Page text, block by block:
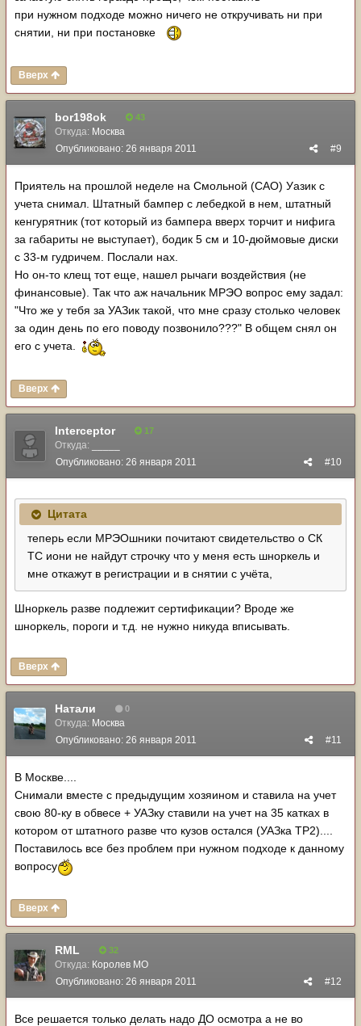
при нужном подходе можно ничего не откручивать ни при
снятии, ни при постановке
Вверх
bor198ok 43
Откуда: Москва
#9
Опубликовано: 26 января 2011
Приятель на прошлой неделе на Смольной (САО) Уазик с
учета снимал. Штатный бампер с лебедкой в нем, штатный
кенгурятник (тот который из бампера вверх торчит и нифига
за габариты не выступает), бодик 5 см и 10-дюймовые диски
с 33-м гудричем. Послали нах.
Но он-то клещ тот еще, нашел рычаги воздействия (не
финансовые). Так что аж начальник МРЭО вопрос ему задал:
"Что же у тебя за УАЗик такой, что мне сразу столько человек
за один день по его поводу позвонило???" В общем снял он
его с учета.
Вверх
Interceptor 17
Откуда:
#10
Опубликовано: 26 января 2011
Цитата
теперь если МРЭОшники почитают свидетельство о СК
ТС иони не найдут строчку что у меня есть шноркель и
мне откажут в регистрации и в снятии с учёта,
Шноркель разве подлежит сертификации? Вроде же
шноркель, пороги и т.д. не нужно никуда вписывать.
Вверх
Натали 0
Откуда: Москва
#11
Опубликовано: 26 января 2011
В Москве....
Снимали вместе с предыдущим хозяином и ставила на учет
свою 80-ку в обвесе + УАЗку ставили на учет на 35 катках в
котором от штатного разве что кузов остался (УАЗка ТР2)....
Поставилось все без проблем при нужном подходе к данному
вопросу
Вверх
RML 32
Откуда: Королев МО
#12
Опубликовано: 26 января 2011
Все решается только делать надо ДО осмотра а не во